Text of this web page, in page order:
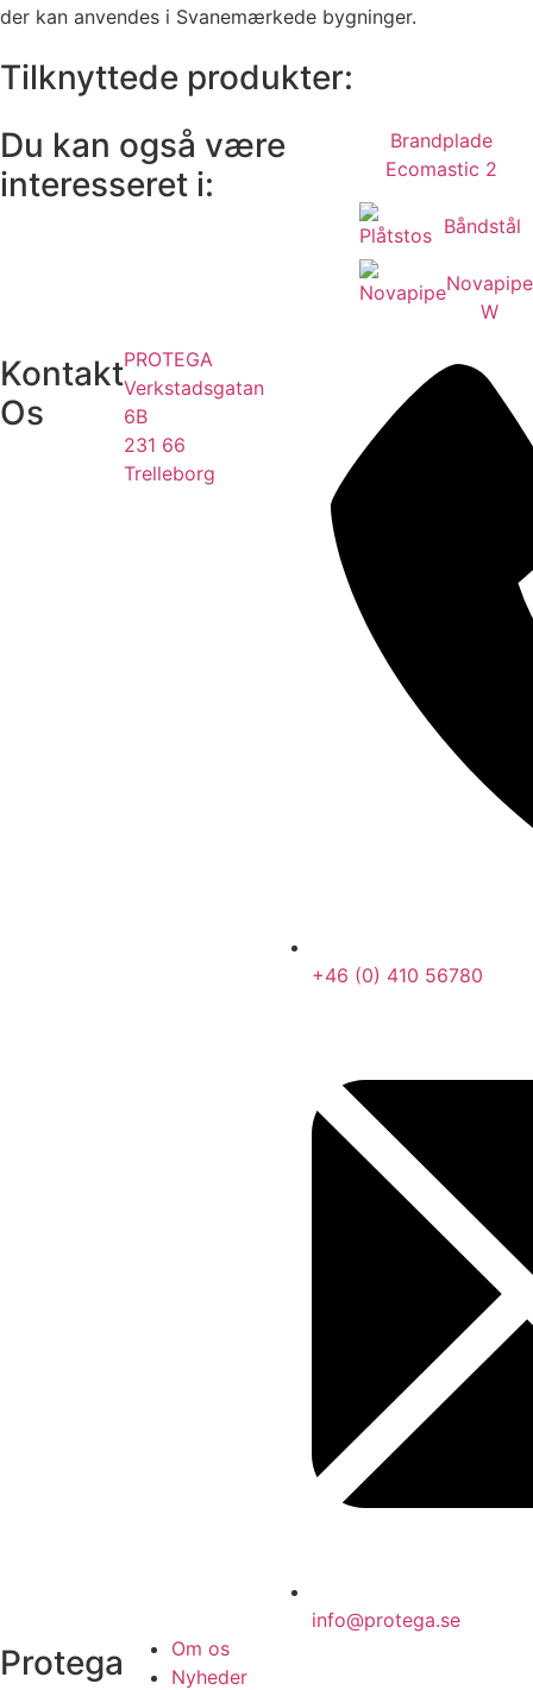
der kan anvendes i Svanemærkede bygninger.
Tilknyttede produkter:
Du kan også være
interesseret i:
Brandplade
Ecomastic 2
Båndstål
Novapipe
W
Kontakt
Os
PROTEGA
Verkstadsgatan
6B
231 66
Trelleborg
+46 (0) 410 56780
info@protega.se
Protega
Om os
Nyheder